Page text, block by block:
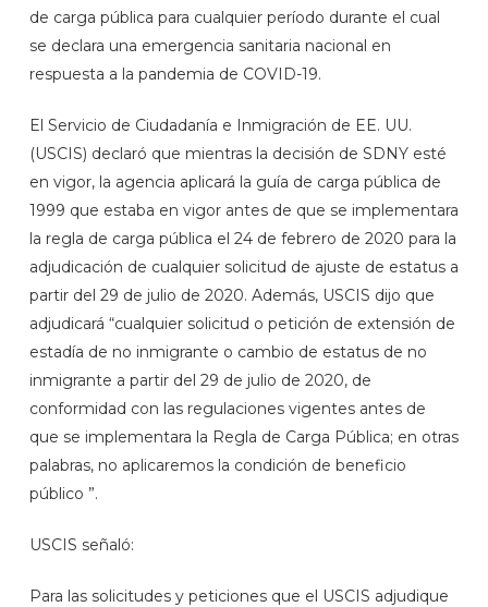
de carga pública para cualquier período durante el cual
se declara una emergencia sanitaria nacional en
respuesta a la pandemia de COVID-19.
El Servicio de Ciudadanía e Inmigración de EE. UU.
(USCIS) declaró que mientras la decisión de SDNY esté
en vigor, la agencia aplicará la guía de carga pública de
1999 que estaba en vigor antes de que se implementara
la regla de carga pública el 24 de febrero de 2020 para la
adjudicación de cualquier solicitud de ajuste de estatus a
partir del 29 de julio de 2020. Además, USCIS dijo que
adjudicará “cualquier solicitud o petición de extensión de
estadía de no inmigrante o cambio de estatus de no
inmigrante a partir del 29 de julio de 2020, de
conformidad con las regulaciones vigentes antes de
que se implementara la Regla de Carga Pública; en otras
palabras, no aplicaremos la condición de beneficio
público ”.
USCIS señaló:
Para las solicitudes y peticiones que el USCIS adjudique